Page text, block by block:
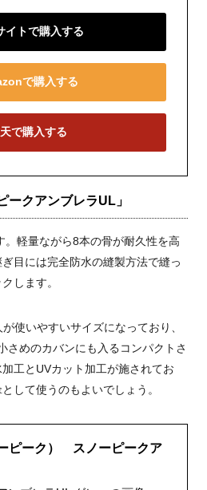
イトで購入する
で購入する
で購入する
ークアンブレラUL」
軽量ながら8本の骨が耐久性を高
目には完全防水の縫製方法で縫っ
します。
使いやすいサイズになっており、
さめのカバンにも入るコンパクトさ
工とUVカット加工が施されてお
して使うのもよいでしょう。
ピーク） スノーピークア